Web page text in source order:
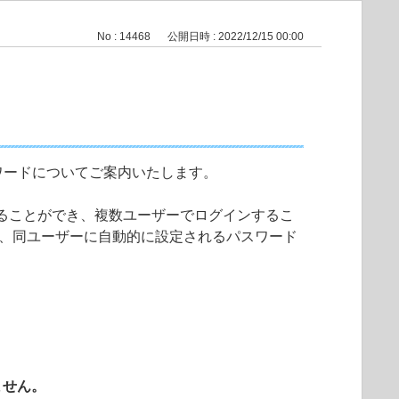
No : 14468 公開日時 : 2022/12/15 00:00
ドについてご案内いたします。
とができ、複数ユーザーでログインするこ
同ユーザーに自動的に設定されるパスワード
ん。